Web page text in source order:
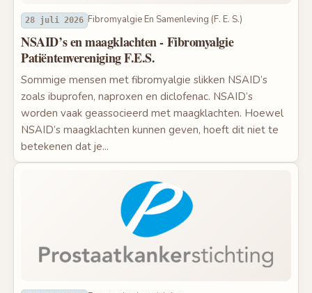
28 juli 2026 Fibromyalgie En Samenleving (F. E. S.)
NSAID’s en maagklachten - Fibromyalgie
Patiëntenvereniging F.E.S.
Sommige mensen met fibromyalgie slikken NSAID’s
zoals ibuprofen, naproxen en diclofenac. NSAID’s
worden vaak geassocieerd met maagklachten. Hoewel
NSAID’s maagklachten kunnen geven, hoeft dit niet te
betekenen dat je...